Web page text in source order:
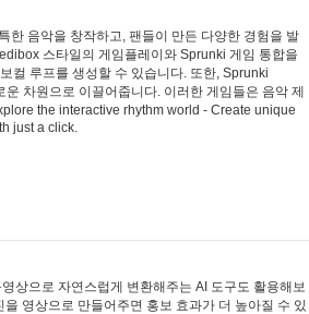
음악을 창작하고, 팬들이 만든 다양한 경험을 발
스타일의 게임플레이와 Sprunki 게임 통합을
컬 루프를 생성할 수 있습니다. 또한, Sprunki
차원으로 이끌어줍니다. 이러한 게임들은 음악 제
the interactive rhythm world - Create unique
just a click.
상으로 자연스럽게 변환해주는 AI 도구도 활용해보
영상으로 만들어주면 홍보 효과가 더 높아질 수 있